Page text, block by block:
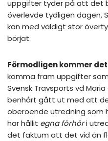
uppgifter tyder på att det
överlevde tydligen dagen,
kan med väldigt stor
börjat.
Förmodligen kommer
komma fram uppgifter
Svensk Travsports vd
benhårt gått ut med att
oberoende utredning som
har hållit egna förhöri
det faktum att det vid än